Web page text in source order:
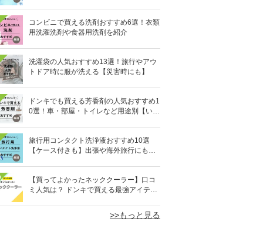
コンビニで買える洗剤おすすめ6選！衣類
用洗濯洗剤や食器用洗剤を紹介
洗濯袋の人気おすすめ13選！旅行やアウ
トドア時に服が洗える【災害時にも】
ドンキでも買える芳香剤の人気おすすめ1
0選！車・部屋・トイレなど用途別【いい
旅行用コンタクト洗浄液おすすめ10選
【ケース付きも】出張や海外旅行にも便
【買ってよかったネッククーラー】口コ
ミ人気は？ ドンキで買える最強アイテム
>>もっと見る